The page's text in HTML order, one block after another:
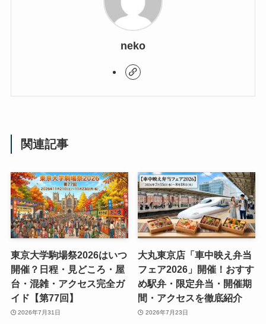
neko
関連記事
東京大学駒場祭2026はいつ
開催？日程・見どころ・屋
台・混雑・アクセス完全ガ
イド【第77回】
2026年7月31日
大丸東京店「車中映え弁当
フェア2026」開催！おすす
め駅弁・限定弁当・開催期
間・アクセスを徹底紹介
2026年7月23日